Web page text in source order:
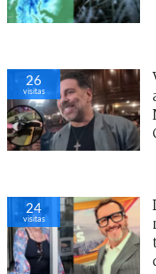
26
visitas
24
visitas